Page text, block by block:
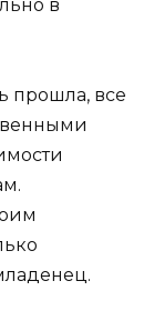
в
прошла, все